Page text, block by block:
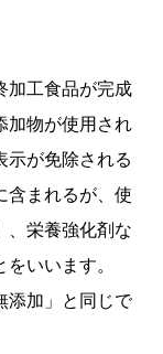
加工食品が完成
加物が使用され
示が免除される
含まれるが、使
、栄養強化剤な
いいます。
添加」と同じで